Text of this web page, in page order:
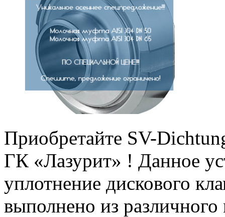
Приобретайте SV-
ГК «Лазурит» ! Данное
уплотнение дискового
выполнено из различного